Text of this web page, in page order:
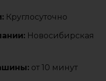
Круглосуточно
Новосибирская
от 10 минут